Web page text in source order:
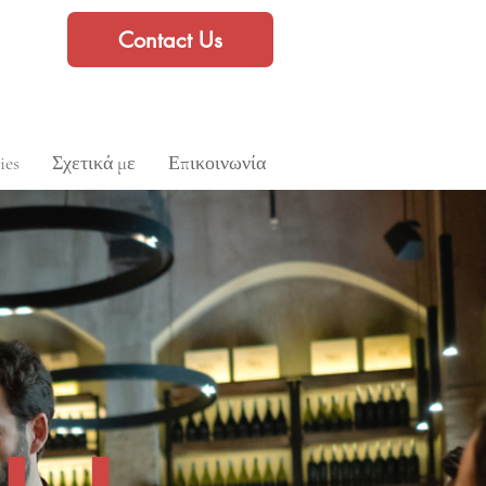
Contact Us
Σχετικά με Επικοινωνία